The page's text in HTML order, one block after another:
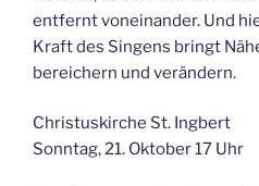
entfernt voneinander. Und
Kraft des Singens bringt
bereichern und verändern.
Christuskirche St. Ingbert
Sonntag, 21. Oktober 17 Uhr